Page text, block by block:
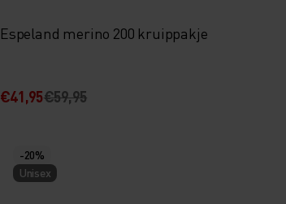
Espeland merino 200 kruippakje
€41,95€59,95
-20%
Unisex